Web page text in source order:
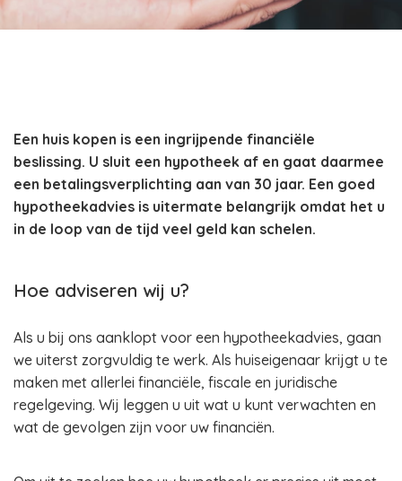
Een huis kopen is een ingrijpende financiële
beslissing. U sluit een hypotheek af en gaat daarmee
een betalingsverplichting aan van 30 jaar. Een goed
hypotheekadvies is uitermate belangrijk omdat het u
in de loop van de tijd veel geld kan schelen.
Hoe adviseren wij u?
Als u bij ons aanklopt voor een hypotheekadvies, gaan
we uiterst zorgvuldig te werk. Als huiseigenaar krijgt u te
maken met allerlei financiële, fiscale en juridische
regelgeving. Wij leggen u uit wat u kunt verwachten en
wat de gevolgen zijn voor uw financiën.